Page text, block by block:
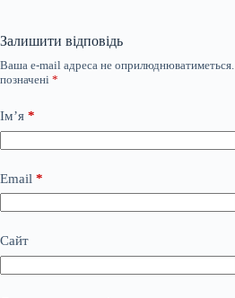
Залишити відповідь
Ваша e-mail адреса не оприлюднюватиметься.
позначені *
Ім’я *
Email *
Сайт